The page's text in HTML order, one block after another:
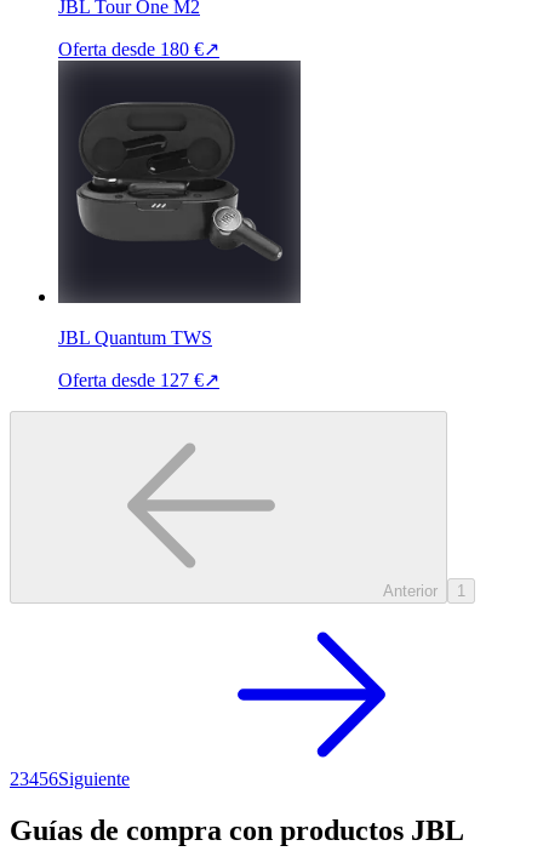
JBL Tour One M2
Oferta desde 180 €↗
JBL Quantum TWS
Oferta desde 127 €↗
Anterior 1
23456Siguiente
Guías de compra con productos JBL